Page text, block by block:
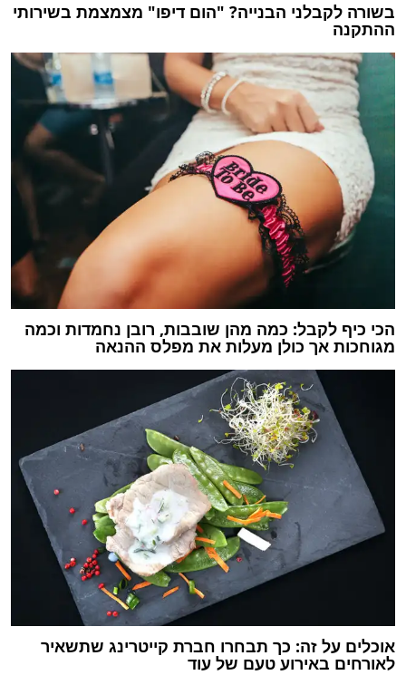
בשורה לקבלני הבנייה? "הום דיפו" מצמצמת בשירותי
ההתקנה
הכי כיף לקבל: כמה מהן שובבות, רובן נחמדות וכמה
מגוחכות אך כולן מעלות את מפלס ההנאה
אוכלים על זה: כך תבחרו חברת קייטרינג שתשאיר
לאורחים באירוע טעם של עוד